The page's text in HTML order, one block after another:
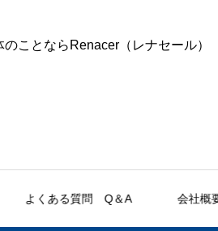
ことならRenacer（レナセール）
よくある質問 Q＆A 会社概要